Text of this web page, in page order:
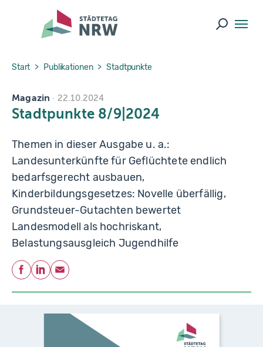
Skip to main navigation
Skip to main content
Skip to page footer
Suche
You are here:
Start Publikationen Stadtpunkte
Magazin 22.10.2024
Stadtpunkte 8/9|2024
Themen in dieser Ausgabe u. a.:
Landesunterkünfte für Geflüchtete endlich
bedarfsgerecht ausbauen,
Kinderbildungsgesetzes: Novelle überfällig,
Grundsteuer-Gutachten bewertet
Landesmodell als hochriskant,
Belastungsausgleich Jugendhilfe
Teilen
Facebook
LinkedIn
E-Mail